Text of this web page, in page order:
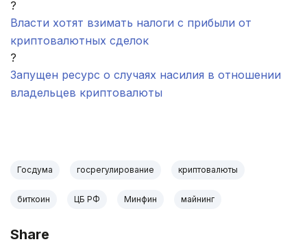
?
Власти хотят взимать налоги с прибыли от
криптовалютных сделок
?
Запущен ресурс о случаях насилия в отношении
владельцев криптовалюты
Госдума госрегулирование криптовалюты
биткоин ЦБ РФ Минфин майнинг
Share